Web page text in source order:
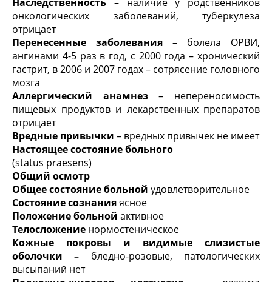
онкологических заболеваний, туберкулеза
отрицает
Перенесенные заболевания – болела ОРВИ,
ангинами 4-5 раз в год, с 2000 года – хронический
гастрит, в 2006 и 2007 годах – сотрясение головного
мозга
Аллергический анамнез– непереносимость
пищевых продуктов и лекарственных препаратов
отрицает
Вредные привычки – вредных привычек не имеет
Настоящее состояние больного
(status praesens)
Общий осмотр
Общее состояние больной удовлетворительное
Состояние сознанияясное
Положение больной активное
Телосложение нормостеническое
Кожные покровы и видимые слизистые
оболочки – бледно-розовые, патологических
высыпаний нет